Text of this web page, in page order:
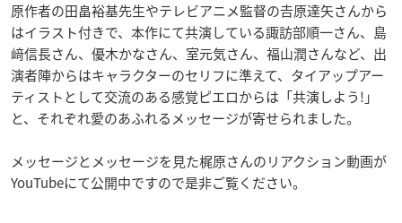
原作者の田畠裕基先生やテレビアニメ監督の𠮷原達矢さんから
はイラスト付きで、本作にて共演している諏訪部順一さん、島
﨑信長さん、優木かなさん、室元気さん、福山潤さんなど、出
演者陣からはキャラクターのセリフに準えて、タイアップアー
ティストとして交流のある感覚ピエロからは「共演しよう!」
と、それぞれ愛のあふれるメッセージが寄せられました。
メッセージとメッセージを見た梶原さんのリアクション動画が
YouTubeにて公開中ですので是非ご覧ください。